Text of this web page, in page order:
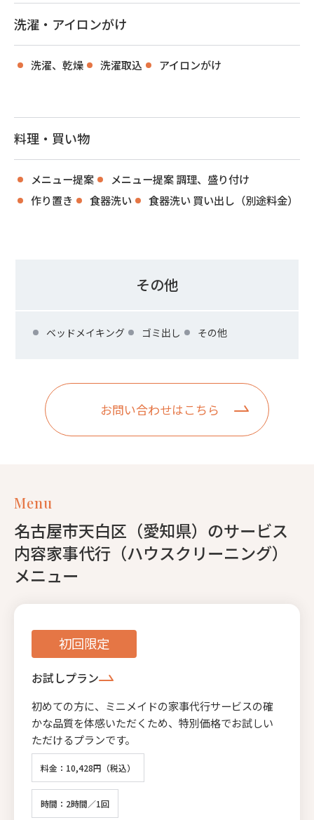
洗濯・アイロンがけ
洗濯、乾燥 洗濯取込 アイロンがけ
料理・買い物
メニュー提案
メニュー提案 調理、盛り付け
作り置き
食器洗い 食器洗い 買い出し（別途料金）
その他
ベッドメイキング ゴミ出し その他
お問い合わせはこちら
Menu
名古屋市天白区（愛知県）のサービス
内容家事代行（ハウスクリーニング）
メニュー
初回限定
お試しプラン
初めての方に、ミニメイドの家事代行サービスの確
かな品質を体感いただくため、特別価格でお試しい
ただけるプランです。
料金：10,428円（税込）
時間：2時間／1回